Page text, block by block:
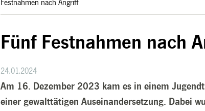
Festnahmen nach Angriff
Fünf Festnahmen nach
24.01.2024
Am 16. Dezember 2023 kam es in einem
einer gewalttätigen Auseinandersetzung. Dabei